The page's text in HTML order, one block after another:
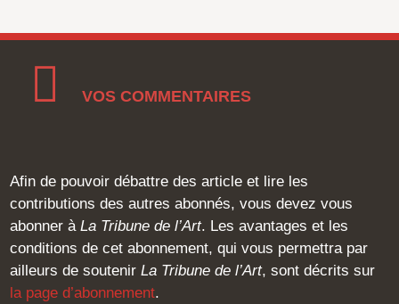
VOS COMMENTAIRES
Afin de pouvoir débattre des article et lire les
contributions des autres abonnés, vous devez vous
abonner àLa Tribune de l’Art. Les avantages et les
conditions de cet abonnement, qui vous permettra par
ailleurs de soutenirLa Tribune de l’Art, sont décrits sur
la page d’abonnement.